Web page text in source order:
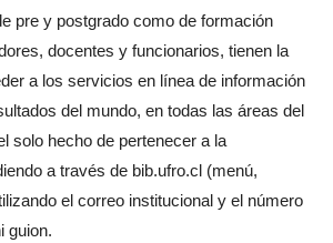
pre y postgrado como de formación
docentes y funcionarios, tienen la
a los servicios en línea de información
del mundo, en todas las áreas del
solo hecho de pertenecer a la
a través de bib.ufro.cl (menú,
el correo institucional y el número
guion.